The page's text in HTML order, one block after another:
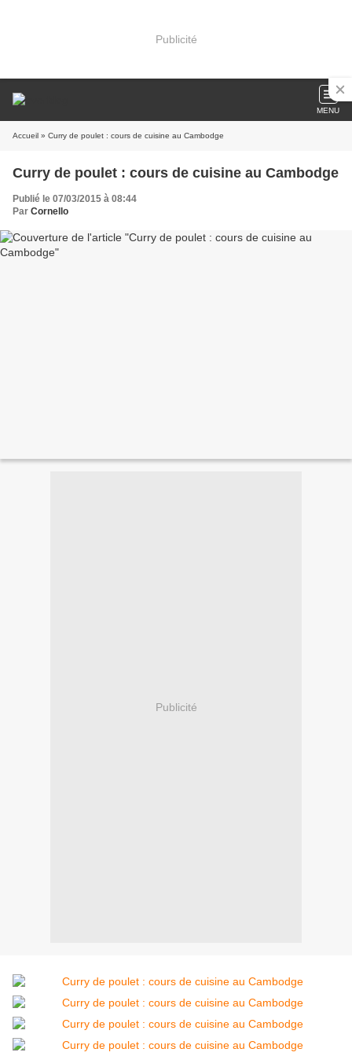
Publicité
MENU
Accueil » Curry de poulet : cours de cuisine au Cambodge
Curry de poulet : cours de cuisine au Cambodge
Publié le 07/03/2015 à 08:44
Par Cornello
Publicité